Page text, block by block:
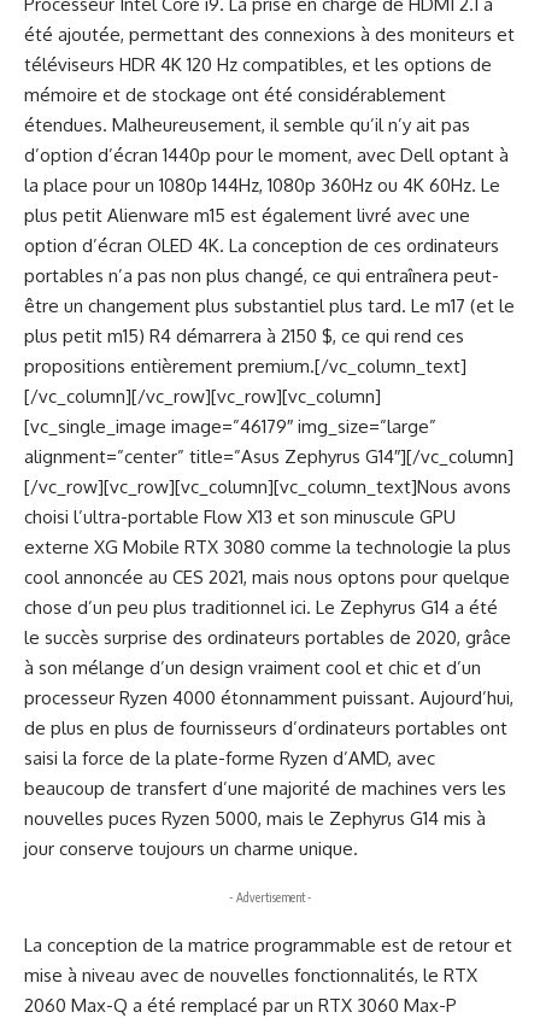
été ajoutée, permettant des connexions à des moniteurs et
téléviseurs HDR 4K 120 Hz compatibles, et les options de
mémoire et de stockage ont été considérablement
étendues. Malheureusement, il semble qu’il n’y ait pas
d’option d’écran 1440p pour le moment, avec Dell optant à
la place pour un 1080p 144Hz, 1080p 360Hz ou 4K 60Hz. Le
plus petit Alienware m15 est également livré avec une
option d’écran OLED 4K. La conception de ces ordinateurs
portables n’a pas non plus changé, ce qui entraînera peut-
être un changement plus substantiel plus tard. Le m17 (et le
plus petit m15) R4 démarrera à 2150 $, ce qui rend ces
propositions entièrement premium.[/vc_column_text]
[/vc_column][/vc_row][vc_row][vc_column]
[vc_single_image image=”46179″ img_size=”large”
alignment=”center” title=”Asus Zephyrus G14″][/vc_column]
[/vc_row][vc_row][vc_column][vc_column_text]Nous avons
choisi l’ultra-portable Flow X13 et son minuscule GPU
externe XG Mobile RTX 3080 comme la technologie la plus
cool annoncée au CES 2021, mais nous optons pour quelque
chose d’un peu plus traditionnel ici. Le Zephyrus G14 a été
le succès surprise des ordinateurs portables de 2020, grâce
à son mélange d’un design vraiment cool et chic et d’un
processeur Ryzen 4000 étonnamment puissant. Aujourd’hui,
de plus en plus de fournisseurs d’ordinateurs portables ont
saisi la force de la plate-forme Ryzen d’AMD, avec
beaucoup de transfert d’une majorité de machines vers les
nouvelles puces Ryzen 5000, mais le Zephyrus G14 mis à
jour conserve toujours un charme unique.
- Advertisement -
La conception de la matrice programmable est de retour et
mise à niveau avec de nouvelles fonctionnalités, le RTX
2060 Max-Q a été remplacé par un RTX 3060 Max-P